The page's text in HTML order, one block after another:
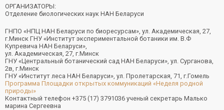
ОРГАНИЗАТОРЫ:
Отделение биологических наук НАН Беларуси
ГНПО «НПЦ НАН Беларуси по биоресурсам», ул. Академическая, 27,
г.Минск ГНУ «Институт экспериментальной ботаники им. В.Ф
Купревича НАН Беларуси»,
ул. Академическая, 27, г.Минск
ГНУ «Центральный ботанический сад НАН Беларуси», ул. Сурганова,
2в, г.Минск
ГНУ «Институт леса НАН Беларуси», ул. Пролетарская, 71, г.Гомель
Программа Площадки открытых коммуникаций «Неделя родной
природы»
Контактный телефон +375 (17) 3791036 ученый секретарь Малько
марина Сергеевна